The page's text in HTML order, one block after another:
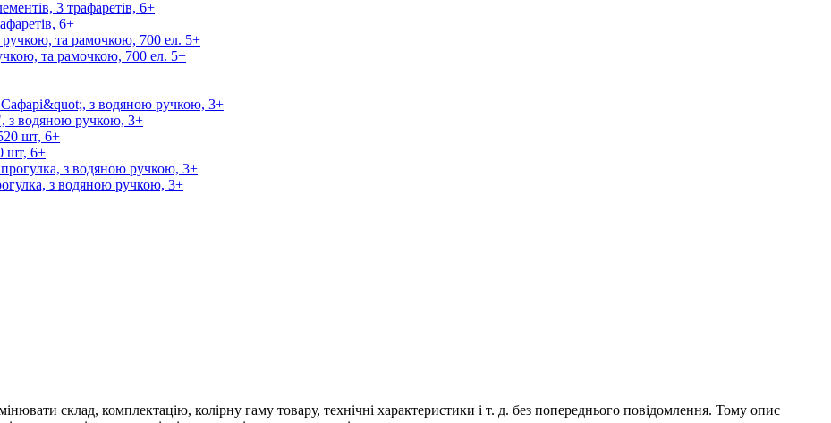
6+
та рамочкою, 700 ел. 5+
з водяною ручкою, 3+
шт, 6+
з водяною ручкою, 3+
склад, комплектацію, колірну гаму товару, технічні характеристики і т. д. без попереднього повідомлення. Тому опис